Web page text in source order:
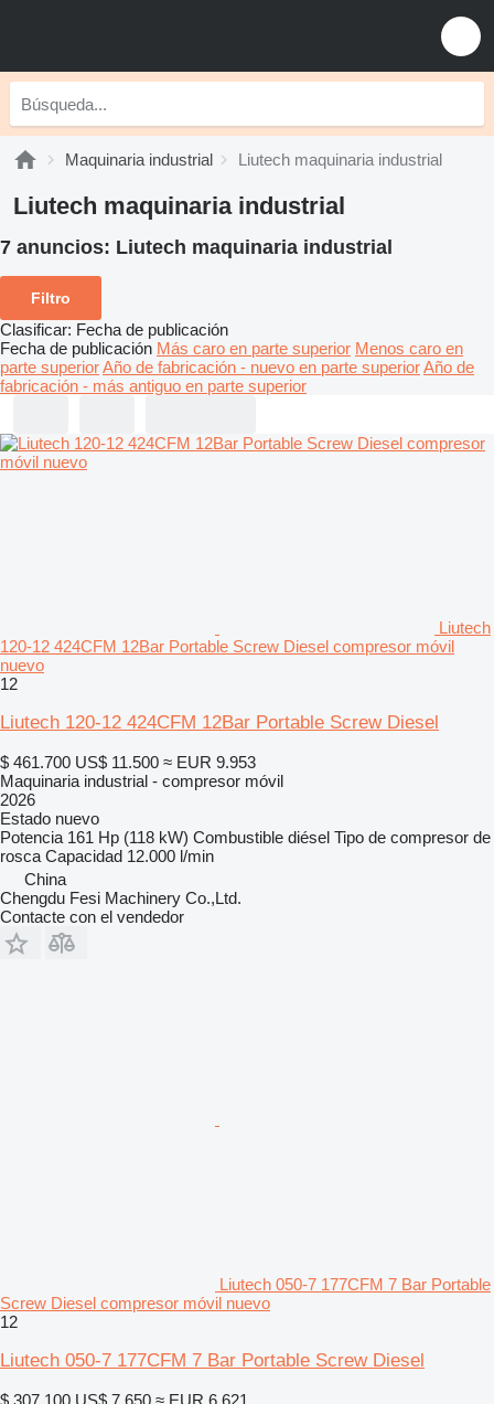
Maquinaria industrial Liutech maquinaria industrial
Liutech maquinaria industrial
7 anuncios: Liutech maquinaria industrial
Filtro
Clasificar: Fecha de publicación
Fecha de publicación Más caro en parte superior Menos caro en
parte superiorAño de fabricación - nuevo en parte superiorAño de
fabricación - más antiguo en parte superior
Liutech
120-12 424CFM 12Bar Portable Screw Diesel compresor móvil
nuevo
12
Liutech 120-12 424CFM 12Bar Portable Screw Diesel
$ 461.700 US$ 11.500 ≈ EUR 9.953
Maquinaria industrial - compresor móvil
2026
Estado nuevo
Potencia 161 Hp (118 kW) Combustible diésel Tipo de compresor de
rosca Capacidad 12.000 l/min
China
Chengdu Fesi Machinery Co.,Ltd.
Contacte con el vendedor
Liutech 050-7 177CFM 7 Bar Portable
Screw Diesel compresor móvil nuevo
12
Liutech 050-7 177CFM 7 Bar Portable Screw Diesel
$ 307.100 US$ 7.650 ≈ EUR 6.621